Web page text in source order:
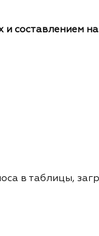
составлением
в таблицы,